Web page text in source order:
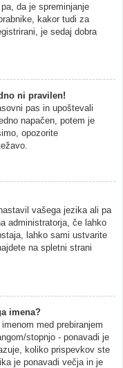
da je spreminjanje
kakor tudi za
je sedaj dobra
ni pravilen!
pas in upoštevali
napačen, potem je
opozorite
vašega jezika ali pa
administratorja, če lahko
lahko sami ustvarite
na spletni strani
imena?
med prebiranjem
stopnjo - ponavadi je
koliko prispevkov ste
je ponavadi večja in je